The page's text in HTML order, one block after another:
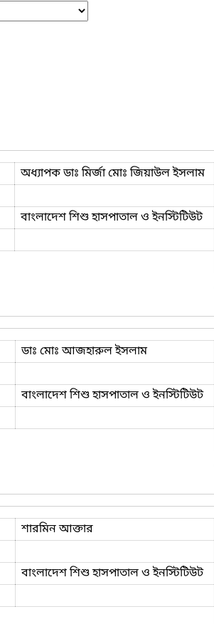
অধ্যাপক ডাঃ মির্জা মোঃ জিয়াউল ইসলাম
বাংলাদেশ শিশু হাসপাতাল ও ইনস্টিটিউট
ডাঃ মোঃ আজহারুল ইসলাম
বাংলাদেশ শিশু হাসপাতাল ও ইনস্টিটিউট
শারমিন আক্তার
বাংলাদেশ শিশু হাসপাতাল ও ইনস্টিটিউট